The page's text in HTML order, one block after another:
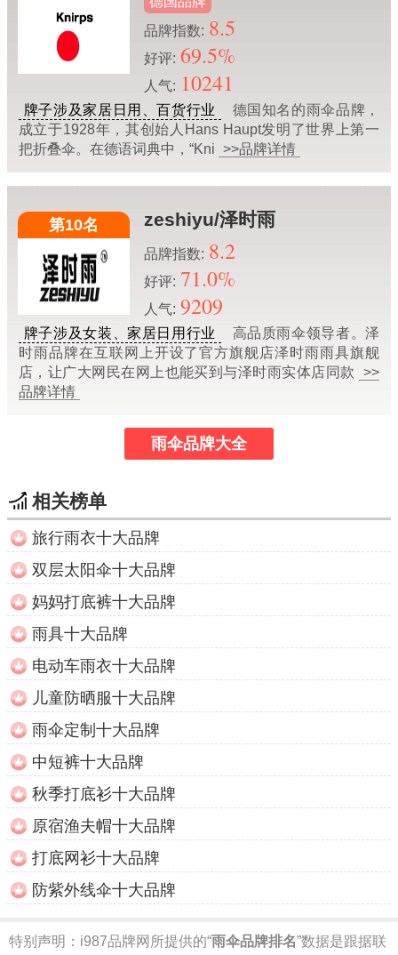
品牌指数: 8.5
好评: 69.5%
人气: 10241
牌子涉及家居日用、百货行业
德国知名的雨伞品牌，
成立于1928年，其创始人Hans Haupt发明了世界上第一
把折叠伞。在德语词典中，“Kni >>品牌详情
第10名 zeshiyu/泽时雨
品牌指数: 8.2
好评: 71.0%
人气: 9209
牌子涉及女装、家居日用行业
高品质雨伞领导者。泽
时雨品牌在互联网上开设了官方旗舰店泽时雨雨具旗舰
店，让广大网民在网上也能买到与泽时雨实体店同款
>>
品牌详情
雨伞品牌大全
相关榜单
旅行雨衣十大品牌
双层太阳伞十大品牌
妈妈打底裤十大品牌
雨具十大品牌
电动车雨衣十大品牌
儿童防晒服十大品牌
雨伞定制十大品牌
中短裤十大品牌
秋季打底衫十大品牌
原宿渔夫帽十大品牌
打底网衫十大品牌
防紫外线伞十大品牌
特别声明： i987品牌网所提供的“雨伞品牌排名”数据是跟据联